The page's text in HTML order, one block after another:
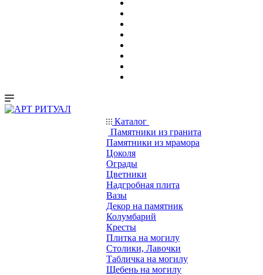
Каталог
Памятники из гранита
Памятники из мрамора
Цоколя
Ограды
Цветники
Надгробная плита
Вазы
Декор на памятник
Колумбарий
Кресты
Плитка на могилу
Столики, Лавочки
Табличка на могилу
Щебень на могилу